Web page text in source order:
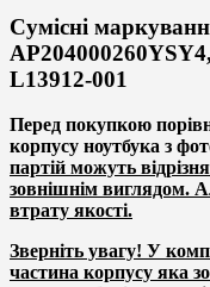
Сумісні
L13912-001
Перед покупкою
корпусу ноутбука з
партій можуть
зовнішнім виглядом.
втрату якості.
Зверніть увагу! У
частина корпусу яка